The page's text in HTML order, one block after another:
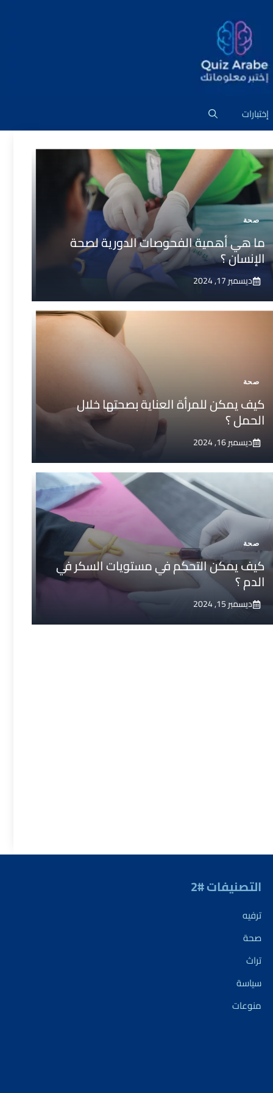
إختبارات
صحة
ما هي أهمية الفحوصات الدورية لصحة
الإنسان ؟
ديسمبر 17, 2024
صحة
كيف يمكن للمرأة العناية بصحتها خلال
الحمل ؟
ديسمبر 16, 2024
صحة
كيف يمكن التحكم في مستويات السكر في
الدم ؟
ديسمبر 15, 2024
التصنيفات #2
ترفيه
صحة
تراث
سياسة
منوعات